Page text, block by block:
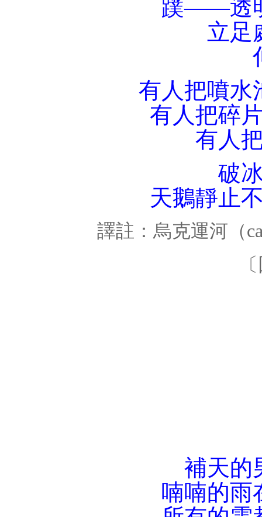
蹼——透
立足
有人把噴水
有人把碎
有人
破
天鵝靜止
譯註：烏克運河（
補天的
喃喃的雨